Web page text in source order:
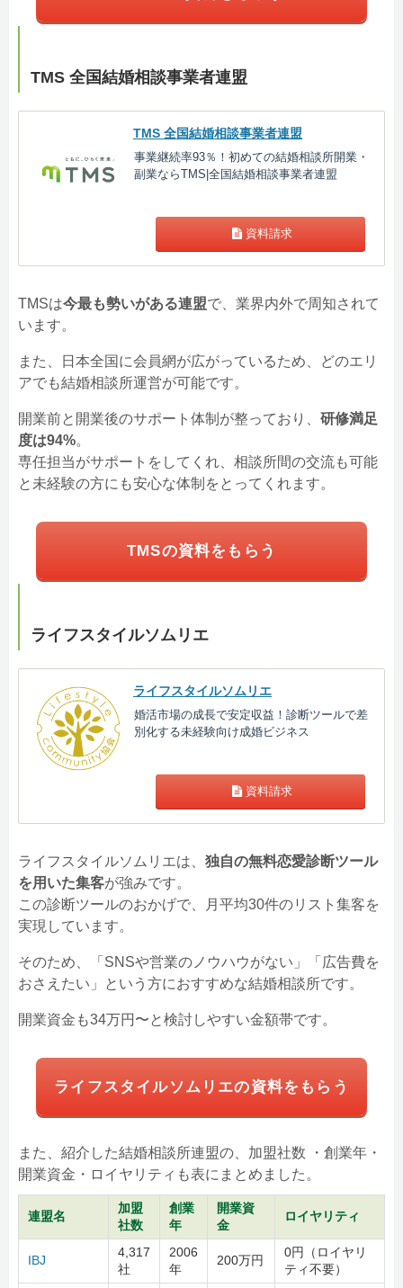
TMS 全国結婚相談事業者連盟
TMS 全国結婚相談事業者連盟
事業継続率93％！初めての結婚相談所開業・
副業ならTMS|全国結婚相談事業者連盟
資料請求
TMSは今最も勢いがある連盟で、業界内外で周知されて
います。
また、日本全国に会員網が広がっているため、どのエリ
アでも結婚相談所運営が可能です。
開業前と開業後のサポート体制が整っており、 研修満足
度は94%。
専任担当がサポートをしてくれ、相談所間の交流も可能
と未経験の方にも安心な体制をとってくれます。
TMSの資料をもらう
ライフスタイルソムリエ
ライフスタイルソムリエ
婚活市場の成長で安定収益！診断ツールで差
別化する未経験向け成婚ビジネス
資料請求
ライフスタイルソムリエは、 独自の無料恋愛診断ツール
を用いた集客が強みです。
この診断ツールのおかげで、月平均30件のリスト集客を
実現しています。
そのため、「SNSや営業のノウハウがない」「広告費を
おさえたい」という方におすすめな結婚相談所です。
開業資金も34万円〜と検討しやすい金額帯です。
ライフスタイルソムリエの資料をもらう
また、紹介した結婚相談所連盟の、加盟社数 ・創業年・
開業資金・ロイヤリティも表にまとめました。
連盟名
加盟
社数
創業
年
開業資
金
ロイヤリティ
IBJ
4,317
社
2006
年
200万円
0円（ロイヤリ
ティ不要）